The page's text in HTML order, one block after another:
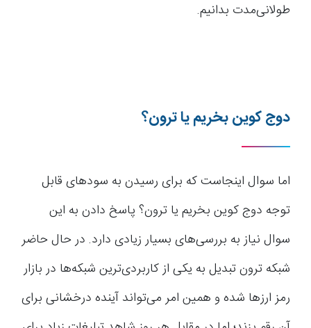
طولانی‌مدت بدانیم.
دوج کوین بخریم یا ترون؟
اما سوال اینجاست که برای رسیدن به سود‌های قابل
توجه دوج کوین بخریم یا ترون؟ پاسخ دادن به این
سوال نیاز به بررسی‌های بسیار زیادی دارد. در حال حاضر
شبکه ترون تبدیل به یکی از کاربردی‌ترین شبکه‌ها در بازار
رمز ارزها شده و همین امر می‌تواند آینده درخشانی برای